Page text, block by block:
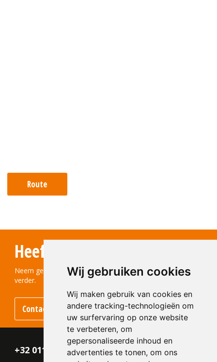
Wij gebruiken cookies
Wij maken gebruik van cookies en
andere tracking-technologieën om
uw surfervaring op onze website
te verbeteren, om
gepersonaliseerde inhoud en
advertenties te tonen, om ons
Route
Heeft u vragen?
Neem gerust contact met ons op! We helpen u graag
verder.
Contact opnemen
+32 011 - 870 938